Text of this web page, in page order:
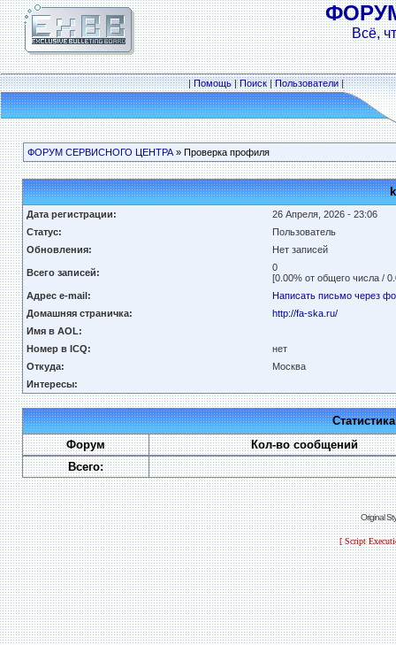
Всё,
|Помощь|Поиск|Пользователи|
ФОРУМ СЕРВИСНОГО ЦЕНТРА» Проверка профиля
Дата регистрации:
26 Апреля, 2026 - 23:06
Статус:
Пользователь
Обновления:
Нет записей
Всего записей:
0
[0.00% от общего числа /
Адрес e-mail:
Написать письмо через
Домашняя страничка:
http://fa-ska.ru/
Имя в AOL:
Номер в ICQ:
нет
Откуда:
Москва
Интересы:
Форум
Кол-во сообщений
Всего:
Original
[ Script